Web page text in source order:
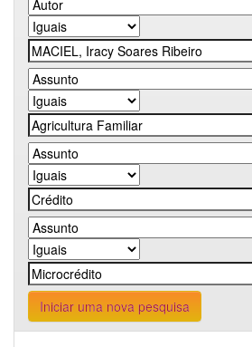
Iniciar uma nova pesquisa